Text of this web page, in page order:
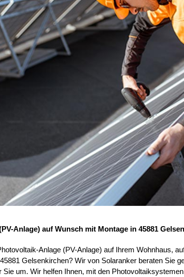
Anlage) auf Wunsch mit Montage in 45881
Anlage (PV-Anlage) auf Ihrem Wohnhaus,
Gelsenkirchen? Wir von Solaranker beraten Sie
Sie um. Wir helfen Ihnen, mit den